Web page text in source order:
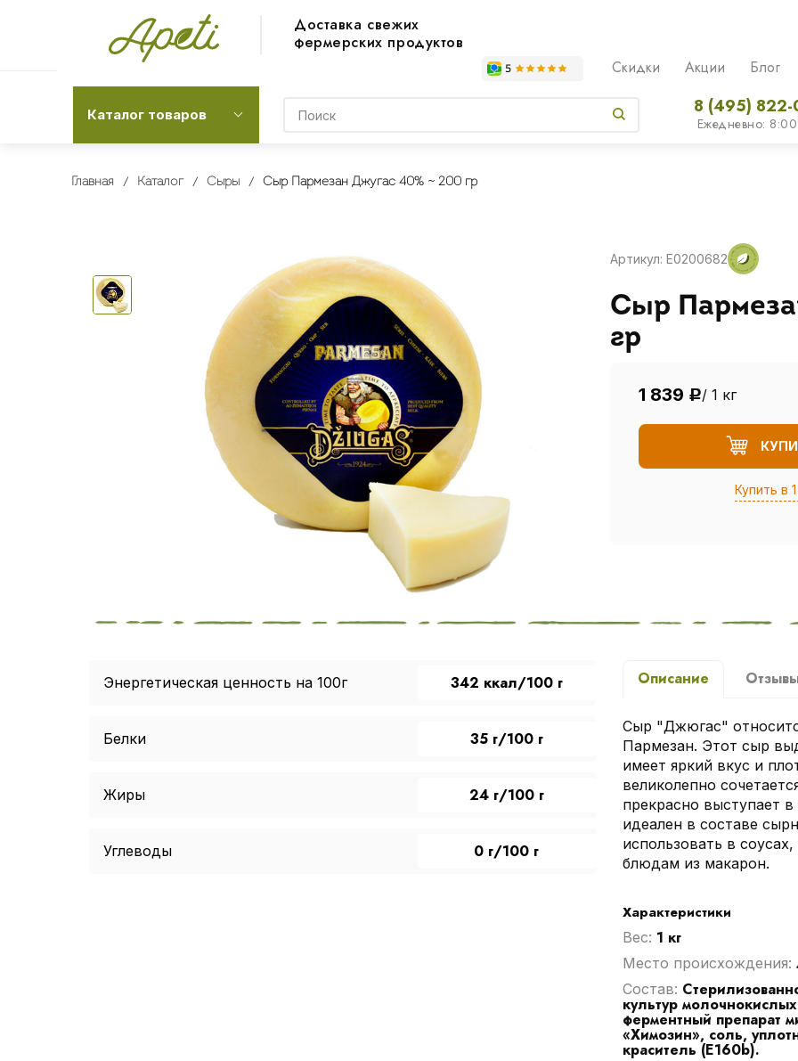
Доставка свежих
фермерских продуктов
Скидки Акции Блог
Каталог товаров 8 (495)
Ежедневно:
Главная Каталог Сыры Сыр Пармезан Джугас 40% ~ 200 гр
Артикул: E0200682
Сыр
гр
1 839 Р/ 1 кг
Купить в
Энергетическая ценность на 100г 342 ккал/100 г
Белки 35 г/100 г
Жиры 24 г/100 г
Углеводы 0 г/100 г
Описание
Cыр "Джюгас"
Пармезан. Этот сыр
имеет яркий вкус и
великолепно
прекрасно выступает
идеален в составе
использовать в
блюдам из макарон.
Характеристики
Вес: 1 кг
Место происхождения:
Cостав:
культур
ферментный препарат
«Химозин», соль,
краситель (Е160b).